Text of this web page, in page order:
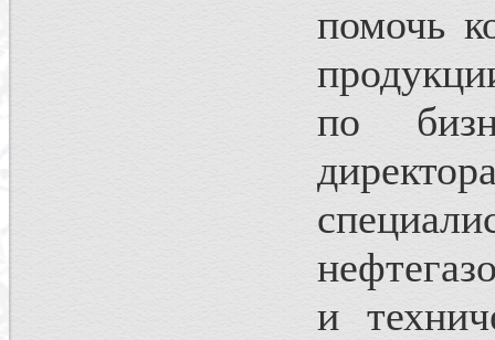
помочь
по
и